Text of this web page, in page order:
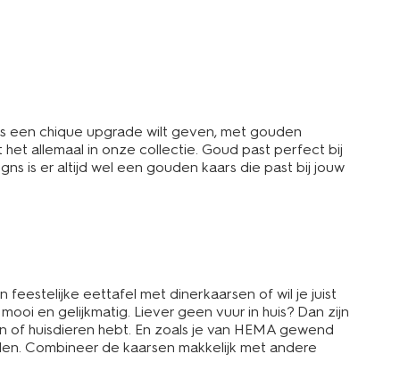
een chique upgrade wilt geven, met gouden
allemaal in onze collectie. Goud past perfect bij
is er altijd wel een gouden kaars die past bij jouw
feestelijke eettafel met dinerkaarsen of wil je juist
en gelijkmatig. Liever geen vuur in huis? Dan zijn
huisdieren hebt. En zoals je van HEMA gewend
Combineer de kaarsen makkelijk met andere